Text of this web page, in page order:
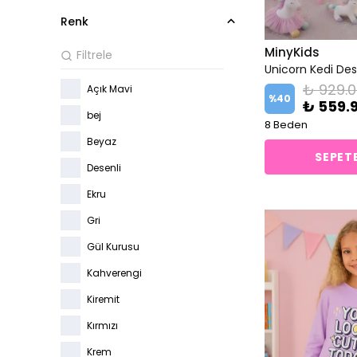
Renk
Açık Mavi
bej
Beyaz
Desenli
Ekru
Gri
Gül Kurusu
Kahverengi
Kiremit
Kırmızı
Krem
MinyKids
%40
₺
₺
8 Beden